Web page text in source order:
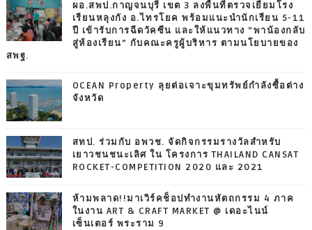
ผอ.สพป.กาญจนบุรี เขต 3 ลงพื้นที่ตรวจเยี่ยมโรง
เรียนหลุงกัง อ.ไทรโยค พร้อมแนะนำนักเรียน 5-11
ปี เข้ารับการฉีดวัคซีน และให้แนวทาง “พาน้องกลับ
สู่ห้องเรียน” กับคณะครูผู้บริหาร ตามนโยบายของ
สพฐ.
OCEAN Property ลุยต่อเจาะขุมทรัพย์กำลังซื้อต่าง
จังหวัด
สทป. ร่วมกับ อพวช. จัดกิจกรรมรางวัลสำหรับ
เยาวชนชนะเลิศ ใน โครงการ THAILAND CANSAT
ROCKET-COMPETITION 2020 และ 2021
ห้ามพลาด!!มาเวิร์คช็อปทำงานหัตถกรรม 4 ภาค
ในงาน ART & CRAFT MARKET @ เดอะไนน์
เซ็นเตอร์ พระราม 9